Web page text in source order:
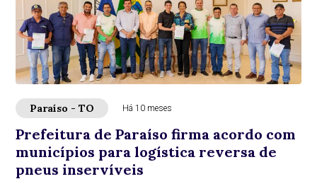
Paraíso - TO Há 10 meses
Prefeitura de Paraíso firma acordo com
municípios para logística reversa de
pneus inservíveis